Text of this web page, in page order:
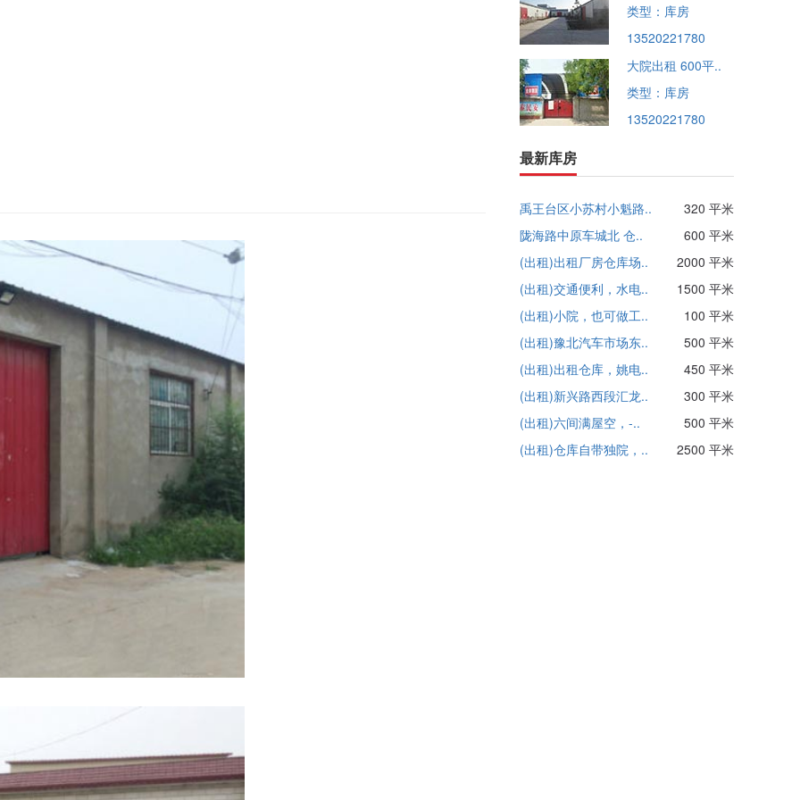
类型：库房
13520221780
大院出租 600平..
类型：库房
13520221780
最新库房
禹王台区小苏村小魁路..
320 平米
陇海路中原车城北 仓..
600 平米
(出租)出租厂房仓库场..
2000 平米
(出租)交通便利，水电..
1500 平米
(出租)小院，也可做工..
100 平米
(出租)豫北汽车市场东..
500 平米
(出租)出租仓库，姚电..
450 平米
(出租)新兴路西段汇龙..
300 平米
(出租)六间满屋空，-..
500 平米
(出租)仓库自带独院，..
2500 平米